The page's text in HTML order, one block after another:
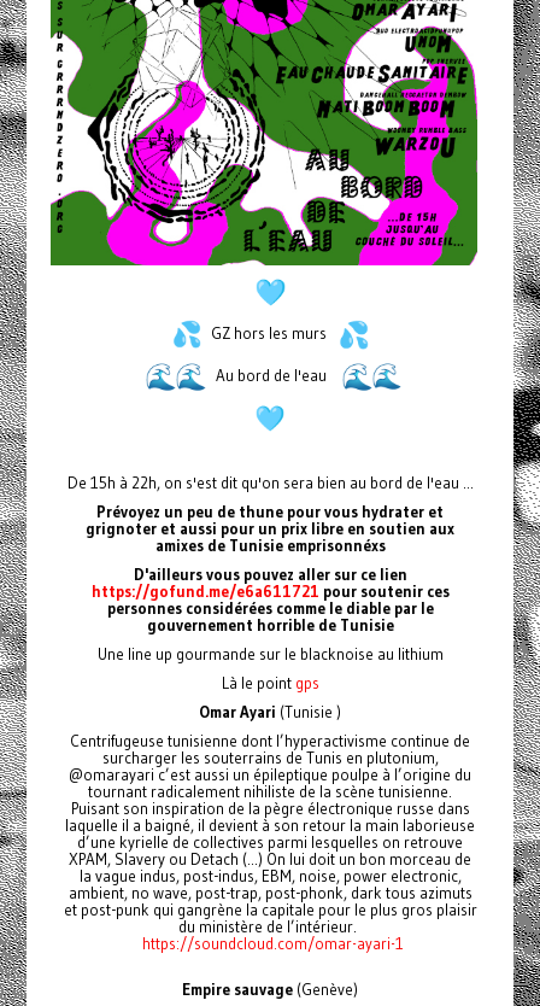
GZ hors les murs
Au bord de l'eau
De 15h à 22h, on s'est dit qu'on sera bien au bord de l'eau ...
Prévoyez un peu de thune pour vous hydrater et
grignoter et aussi pour un prix libre en soutien aux
amixes de Tunisie emprisonnéxs
D'ailleurs vous pouvez aller sur ce lien
https://gofund.me/e6a611721 pour soutenir ces
personnes considérées comme le diable par le
gouvernement horrible de Tunisie
Une line up gourmande sur le blacknoise au lithium
Là le pointgps
Omar Ayari (Tunisie )
Centrifugeuse tunisienne dont l’hyperactivisme continue de
surcharger les souterrains de Tunis en plutonium,
@omarayari c’est aussi un épileptique poulpe à l’origine du
tournant radicalement nihiliste de la scène tunisienne.
Puisant son inspiration de la pègre électronique russe dans
laquelle il a baigné, il devient à son retour la main laborieuse
d’une kyrielle de collectives parmi lesquelles on retrouve
XPAM, Slavery ou Detach (...) On lui doit un bon morceau de
la vague indus, post-indus, EBM, noise, power electronic,
ambient, no wave, post-trap, post-phonk, dark tous azimuts
et post-punk qui gangrène la capitale pour le plus gros plaisir
du ministère de l’intérieur.
https://soundcloud.com/omar-ayari-1
Empire sauvage (Genève)